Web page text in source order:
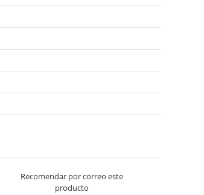
Recomendar por correo este
producto